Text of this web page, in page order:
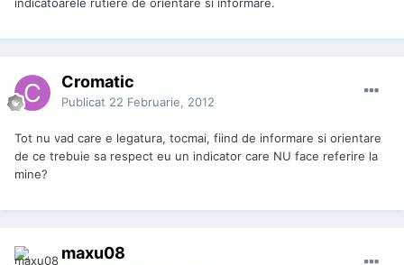
indicatoarele rutiere de orientare si informare.
Cromatic
Publicat 22 Februarie, 2012
Tot nu vad care e legatura, tocmai, fiind de informare si orientare
de ce trebuie sa respect eu un indicator care NU face referire la
mine?
maxu08